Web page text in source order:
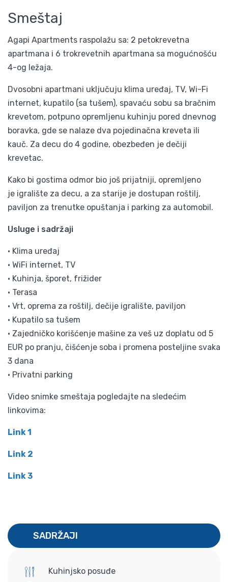
Smeštaj
Agapi Apartments raspolažu sa: 2 petokrevetna
apartmana i 6 trokrevetnih apartmana sa mogućnošću
4-og ležaja.
Dvosobni apartmani uključuju klima uređaj, TV, Wi-Fi
internet, kupatilo (sa tušem), spavaću sobu sa bračnim
krevetom, potpuno opremljenu kuhinju pored dnevnog
boravka, gde se nalaze dva pojedinačna kreveta ili
kauč. Za decu do 4 godine, obezbeđen je dečiji
krevetac.
Kako bi gostima odmor bio još prijatniji, opremljeno
je igralište za decu, a za starije je dostupan roštilj,
paviljon za trenutke opuštanja i parking za automobil.
Usluge i sadržaji
• Klima uređaj
• WiFi internet, TV
• Kuhinja, šporet, frižider
• Terasa
• Vrt, oprema za roštilj, dečije igralište, paviljon
• Kupatilo sa tušem
• Zajedničko korišćenje mašine za veš uz doplatu od 5
EUR po pranju, čišćenje soba i promena posteljine svaka
3 dana
• Privatni parking
Video snimke smeštaja pogledajte na sledećim
linkovima:
Link 1
Link 2
Link 3
SADRŽAJI
Kuhinjsko posuđe